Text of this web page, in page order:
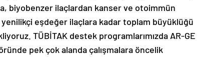
biyobenzer ilaçlardan kanser ve otoimmün
eşdeğer ilaçlara kadar toplam büyüklüğü
TÜBİTAK destek programlarımızda AR-GE
pek çok alanda çalışmalara öncelik